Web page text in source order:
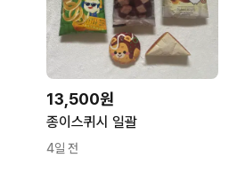
13,500원
종이스퀴시 일괄
4일 전